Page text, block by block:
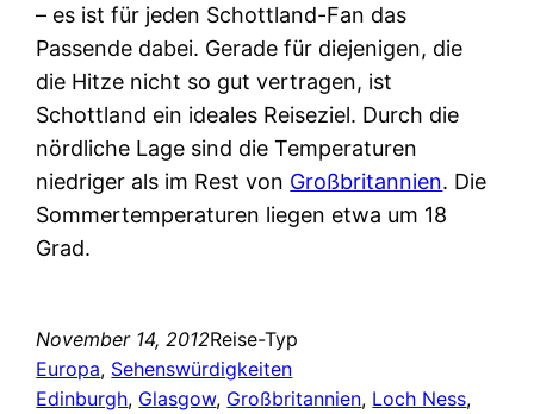
– es ist für jeden Schottland-Fan das
Passende dabei. Gerade für diejenigen, die
die Hitze nicht so gut vertragen, ist
Schottland ein ideales Reiseziel. Durch die
nördliche Lage sind die Temperaturen
niedriger als im Rest von Großbritannien. Die
Sommertemperaturen liegen etwa um 18
Grad.
November 14, 2012Reise-Typ
Europa, Sehenswürdigkeiten
Edinburgh, Glasgow, Großbritannien, Loch Ness